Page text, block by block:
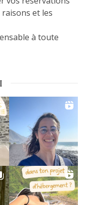
raisons et les
à toute